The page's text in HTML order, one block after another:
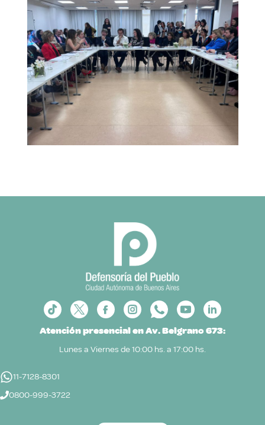
Atención presencial en Av. Belgrano 673:
Lunes a Viernes de 10:00 hs. a 17:00 hs.
11-7128-8301
0800-999-3722